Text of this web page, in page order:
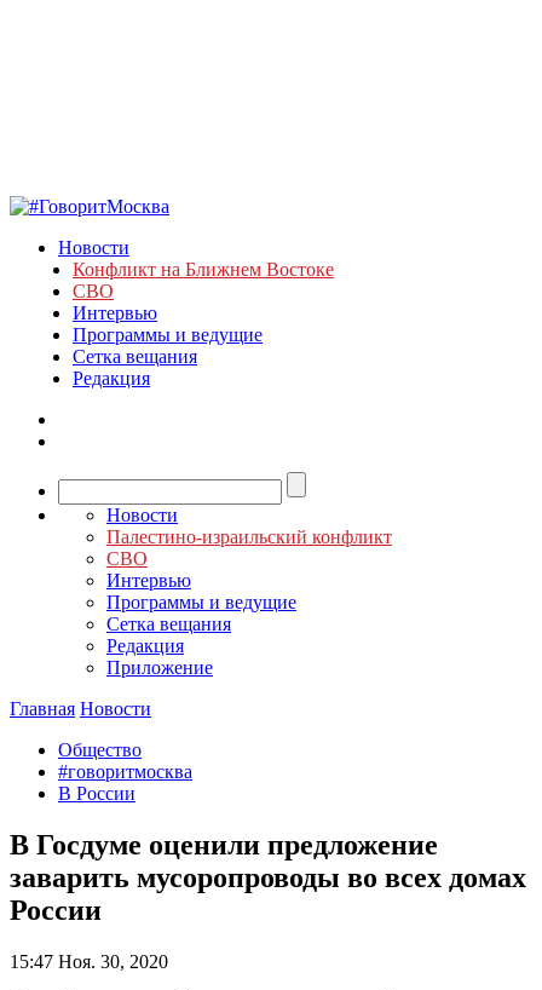
Новости
Конфликт на Ближнем Востоке
СВО
Интервью
Программы и ведущие
Сетка вещания
Редакция
Новости
Палестино-израильский конфликт
СВО
Интервью
Программы и ведущие
Сетка вещания
Редакция
Приложение
Главная Новости
Общество
#говоритмосква
В России
В Госдуме оценили предложение
заварить мусоропроводы во всех домах
России
15:47 Ноя. 30, 2020